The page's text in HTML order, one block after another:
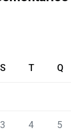
S T Q
3 4 5